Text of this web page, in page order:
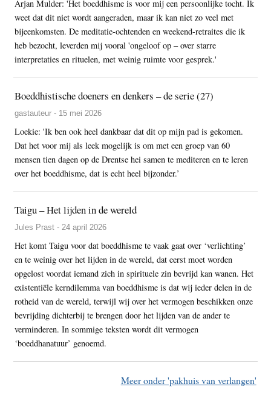
Arjan Mulder: 'Het boeddhisme is voor mij een persoonlijke tocht. Ik
weet dat dit niet wordt aangeraden, maar ik kan niet zo veel met
bijeenkomsten. De meditatie-ochtenden en weekend-retraites die ik
heb bezocht, leverden mij vooral 'ongeloof op – over starre
interpretaties en rituelen, met weinig ruimte voor gesprek.'
Boeddhistische doeners en denkers – de serie (27)
gastauteur - 15 mei 2026
Loekie: 'Ik ben ook heel dankbaar dat dit op mijn pad is gekomen.
Dat het voor mij als leek mogelijk is om met een groep van 60
mensen tien dagen op de Drentse hei samen te mediteren en te leren
over het boeddhisme, dat is echt heel bijzonder.’
Taigu – Het lijden in de wereld
Jules Prast - 24 april 2026
Het komt Taigu voor dat boeddhisme te vaak gaat over ‘verlichting’
en te weinig over het lijden in de wereld, dat eerst moet worden
opgelost voordat iemand zich in spirituele zin bevrijd kan wanen. Het
existentiële kerndilemma van boeddhisme is dat wij ieder delen in de
rotheid van de wereld, terwijl wij over het vermogen beschikken onze
bevrijding dichterbij te brengen door het lijden van de ander te
verminderen. In sommige teksten wordt dit vermogen
‘boeddhanatuur’ genoemd.
Meer onder 'pakhuis van verlangen'